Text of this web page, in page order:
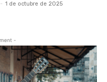
- 1 de octubre de 2025
-